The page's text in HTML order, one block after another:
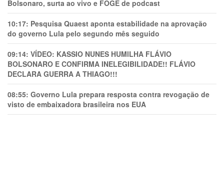
Bolsonaro, surta ao vivo e FOGE de podcast
10:17: Pesquisa Quaest aponta estabilidade na aprovação
do governo Lula pelo segundo mês seguido
09:14: VÍDEO: KASSIO NUNES HUMlLHA FLÁVIO
BOLSONARO E CONFIRMA INELEGIBILIDADE!! FLÁVIO
DECLARA GUERRA A THIAGO!!!
08:55: Governo Lula prepara resposta contra revogação de
visto de embaixadora brasileira nos EUA